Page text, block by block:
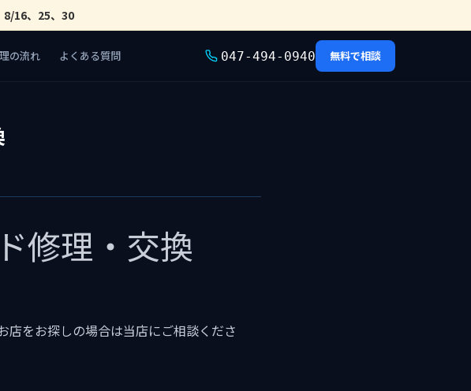
8/16、25、30
の流れ よくある質問 047-494-0940 無料で相談
修理・交換
店をお探しの場合は当店にご相談くださ